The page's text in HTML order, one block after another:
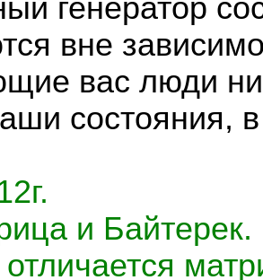
генератор
вне
вас люди
состояния,
и Байтерек.